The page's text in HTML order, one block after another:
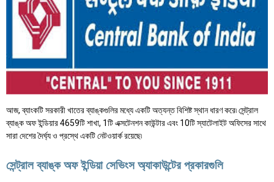
আজ, ব্যাংকটি সরকারী খাতের ব্যাঙ্কগুলির মধ্যে একটি অত্যন্ত বিশিষ্ট স্থান ধারণ করে৷ সেন্ট্রাল
ব্যাঙ্ক অফ ইন্ডিয়ার 4659টি শাখা, 1টি এক্সটেনশন কাউন্টার এবং 10টি স্যাটেলাইট অফিসের সাথে
সারা দেশের দৈর্ঘ্য ও প্রস্থে একটি নেটওয়ার্ক রয়েছে৷
সেন্ট্রাল ব্যাঙ্ক অফ ইন্ডিয়া সেভিংস অ্যাকাউন্টের প্রকারগুলি